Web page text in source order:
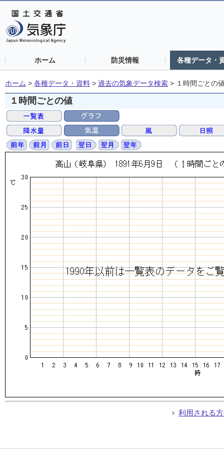
ホーム 防災情報 各種データ・
ホーム > 各種データ・資料 > 過去の気象データ検索 > １時間ごとの
１時間ごとの値
利用される